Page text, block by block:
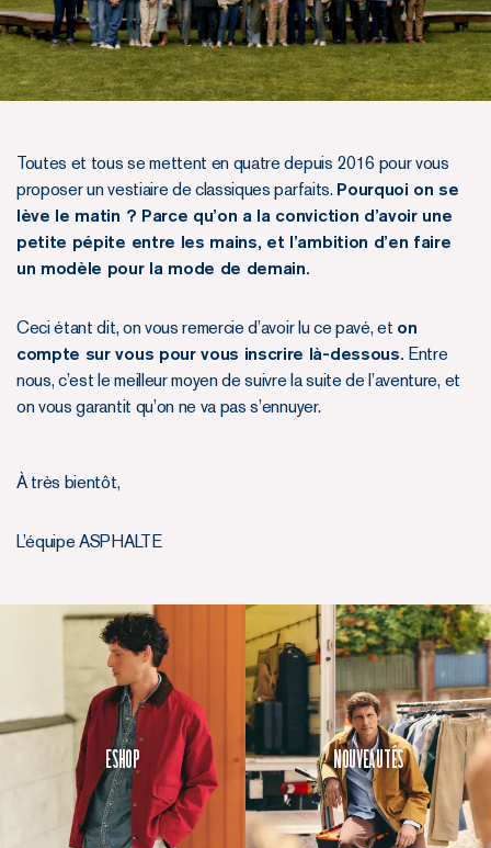
Toutes et tous se mettent en quatre depuis 2016 pour vous
proposer un vestiaire de classiques parfaits. Pourquoi on se
lève le matin ? Parce qu’on a la conviction d’avoir une
petite pépite entre les mains, et l’ambition d’en faire
un modèle pour la mode de demain.
Ceci étant dit, on vous remercie d’avoir lu ce pavé, et on
compte sur vous pour vous inscrire là-dessous. Entre
nous, c’est le meilleur moyen de suivre la suite de l’aventure, et
on vous garantit qu’on ne va pas s’ennuyer.
À très bientôt,
L’équipe ASPHALTE
Eshop Nouveautés